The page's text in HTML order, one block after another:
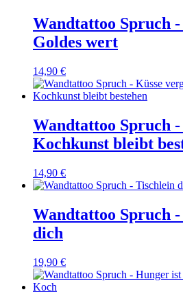
Wandtattoo Spruch
Goldes wert
14,90 €
Wandtattoo Spruch -
Kochkunst bleibt
14,90 €
Wandtattoo Spruch
dich
19,90 €